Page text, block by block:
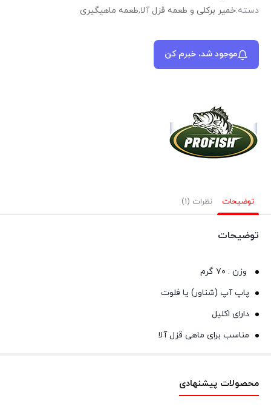
دسته:خمیر برکلی و طعمه قزل آلا,طعمه ماهیگیری
موجود شد، خبرم کن
توضیحات نظرات (1)
توضیحات
وزن : ۷۰ گرم
پاپ آپ (شناور) یا فلوت
دارای اکلیل
مناسب برای ماهی قزل آلا
محصولات پیشنهادی